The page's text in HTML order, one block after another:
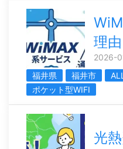
理由
2026-
福井県
福井市
ポケット型WIFI
光